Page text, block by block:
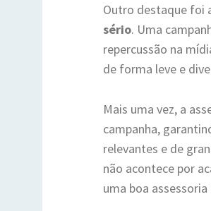
Outro destaque foi
sério. Uma
repercussão na
de forma leve e
Mais uma vez, a
campanha,
relevantes e de
não acontece por
uma boa